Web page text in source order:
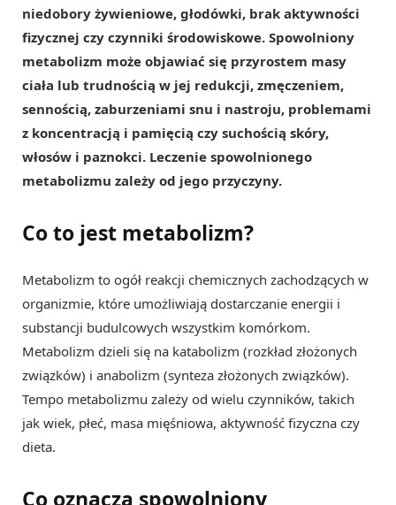
niedobory żywieniowe, głodówki, brak aktywności
fizycznej czy czynniki środowiskowe. Spowolniony
metabolizm może objawiać się przyrostem masy
ciała lub trudnością w jej redukcji, zmęczeniem,
sennością, zaburzeniami snu i nastroju, problemami
z koncentracją i pamięcią czy suchością skóry,
włosów i paznokci. Leczenie spowolnionego
metabolizmu zależy od jego przyczyny.
Co to jest metabolizm?
Metabolizm to ogół reakcji chemicznych zachodzących w
organizmie, które umożliwiają dostarczanie energii i
substancji budulcowych wszystkim komórkom.
Metabolizm dzieli się na katabolizm (rozkład złożonych
związków) i anabolizm (synteza złożonych związków).
Tempo metabolizmu zależy od wielu czynników, takich
jak wiek, płeć, masa mięśniowa, aktywność fizyczna czy
dieta.
Co oznacza spowolniony